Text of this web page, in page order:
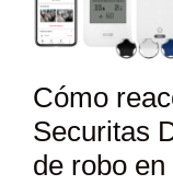
Cómo
Securitas
de robo